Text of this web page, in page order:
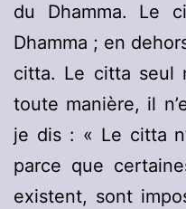
du Dhamma. Le
Dhamma ; en
citta. Le citta seul
toute manière, il
je dis : « Le citta
parce que
existent, sont